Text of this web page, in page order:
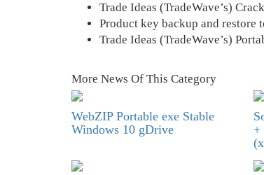
Trade Ideas (TradeWave’s)
Product key backup and restore
Trade Ideas (TradeWave’s)
More News Of This Category
WebZIP Portable exe Stable
Windows 10 gDrive
+